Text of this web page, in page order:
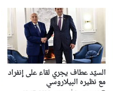
م
ة
ب
و
ه
السيّد عطاف يجري لقاء على إنفراد
مع نظيره البيلاروسي